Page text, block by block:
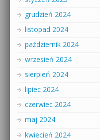
grudzień 2024
listopad 2024
październik 2024
wrzesień 2024
sierpień 2024
lipiec 2024
czerwiec 2024
maj 2024
kwiecień 2024